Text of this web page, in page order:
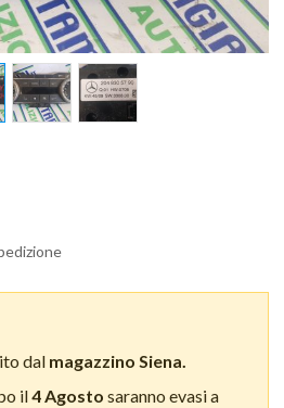
dal magazzino Siena.
il4 Agosto saranno evasi a